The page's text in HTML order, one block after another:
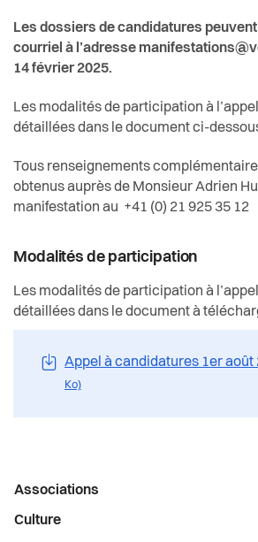
S’installer à Vevey
Transport et mobilité
Travail
Les dossiers de candidatures
courriel à l’adresse
14 février 2025.
Les modalités de participation à
détaillées dans le document ci-
Tous renseignements
obtenus auprès de Monsieur Adrien
manifestation au +41 (0) 21 925 35 12
Modalités de participation
Les modalités de participation à
détaillées dans le document à
Appel à candidatures 1er août
Ko)
Menu
latéral
Associations
Culture